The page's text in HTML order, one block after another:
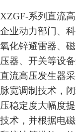
XZGF-系列 直流
企业动力部门、
氧化锌避雷器、
压器、开关等设
直流高压发生器
脉宽调制技术，
压稳定度大幅度
技术，并根据电